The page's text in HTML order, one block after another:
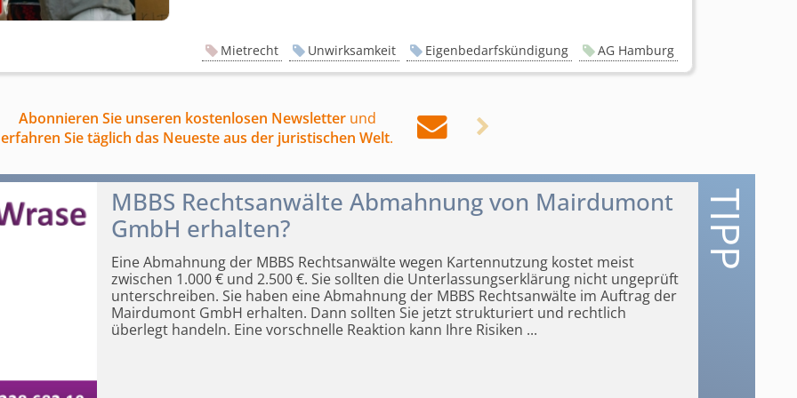
Mietrecht Unwirksamkeit Eigenbedarfskündigung AG Hamburg
Abonnieren Sie unseren kostenlosen Newsletterund
erfahren Sie täglich das Neueste aus der juristischen Welt.  
MBBS Rechtsanwälte Abmahnung von Mairdumont
GmbH erhalten?
Eine Abmahnung der MBBS Rechtsanwälte wegen Kartennutzung kostet meist
zwischen 1.000 € und 2.500 €. Sie sollten die Unterlassungser­klärung nicht ungeprüft
unterschreiben. Sie haben eineAbmahnung der MBBS Rechtsanwälte im Auftrag der
Mairdumont GmbH erhalten. Dann sollten Sie jetzt strukturiert und rechtlich
überlegt handeln. Eine vorschnelle Reaktion kann Ihre Risiken ...